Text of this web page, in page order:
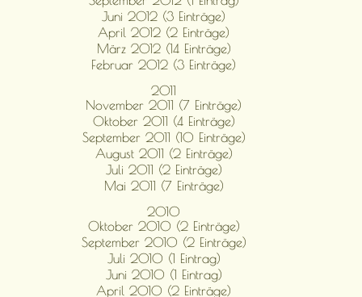
Juni 2012 (3 Einträge)
April 2012 (2 Einträge)
März 2012 (14 Einträge)
Februar 2012 (3 Einträge)
2011
November 2011 (7 Einträge)
Oktober 2011 (4 Einträge)
September 2011 (10 Einträge)
August 2011 (2 Einträge)
Juli 2011 (2 Einträge)
Mai 2011 (7 Einträge)
2010
Oktober 2010 (2 Einträge)
September 2010 (2 Einträge)
Juli 2010 (1 Eintrag)
Juni 2010 (1 Eintrag)
April 2010 (2 Einträge)